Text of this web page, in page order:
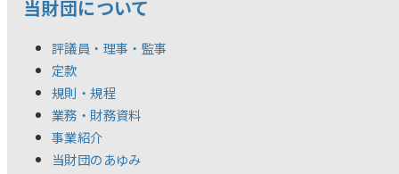
当財団について
評議員・理事・監事
定款
規則・規程
業務・財務資料
事業紹介
当財団のあゆみ